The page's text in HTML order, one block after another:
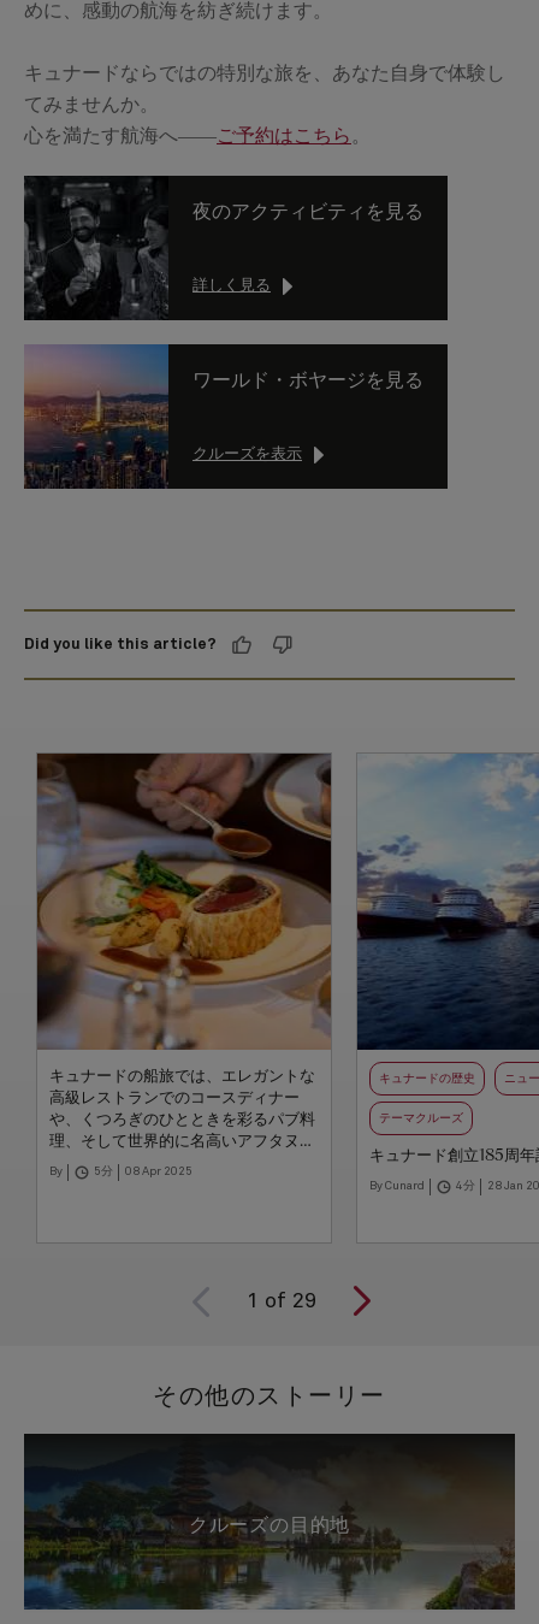
めに、感動の航海を紡ぎ続けます。
キュナードならではの特別な旅を、あなた自身で体験し
てみませんか。
心を満たす航海へ――ご予約はこちら 。
夜のアクティビティを見る
詳しく見る
ワールド・ボヤージを見る
クルーズを表示
Did you like this article?
キュナードの船旅では、エレガントな
高級レストランでのコースディナー
や、くつろぎのひとときを彩るパブ料
理、そして世界的に名高いアフタヌー
ンティーなど、心躍る美食体験をご堪
能いただけます。本ガイドでは、船内
くご紹介いたします。ご乗船中に、極
けるよう、ぜひご活用ください。
By 5分 08 Apr 2025
キュナードの歴史 ニュ
テーマクルーズ
キュナード創立185周
By Cunard 4分 28 Jan
1 of 29
その他のストーリー
クルーズの目的地